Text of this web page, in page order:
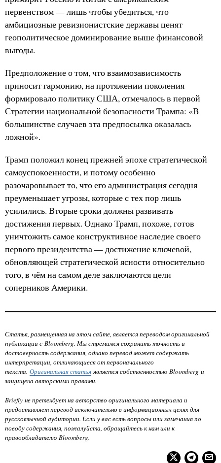
первенством — лишь чтобы убедиться, что
амбициозные ревизионистские державы ценят
геополитическое доминирование выше финансовой
выгоды.
Предположение о том, что взаимозависимость
приносит гармонию, на протяжении поколения
формировало политику США, отмечалось в первой
Стратегии национальной безопасности Трампа: «В
большинстве случаев эта предпосылка оказалась
ложной».
Трамп положил конец прежней эпохе стратегической
самоуспокоенности, и потому особенно
разочаровывает то, что его администрация сегодня
преуменьшает угрозы, которые с тех пор лишь
усилились. Вторые сроки должны развивать
достижения первых. Однако Трамп, похоже, готов
уничтожить самое конструктивное наследие своего
первого президентства — достижение ключевой,
обновляющей стратегической ясности относительно
того, в чём на самом деле заключаются цели
соперников Америки.
Статья, размещенная на этом сайте, является переводом оригинальной
публикации с Bloomberg. Мы стремимся сохранить точность и
достоверность содержания, однако перевод может содержать
интерпретации, отличающиеся от первоначального
текста. Оригинальная статьяявляется собственностью Bloomberg и
защищена авторскими правами.
Briefly не претендует на авторство оригинального материала и
предоставляет перевод исключительно в информационных целях для
русскоязычной аудитории. Если у вас есть вопросы или замечания по
поводу содержания, пожалуйста, обращайтесь к нам или к
правообладателю Bloomberg.